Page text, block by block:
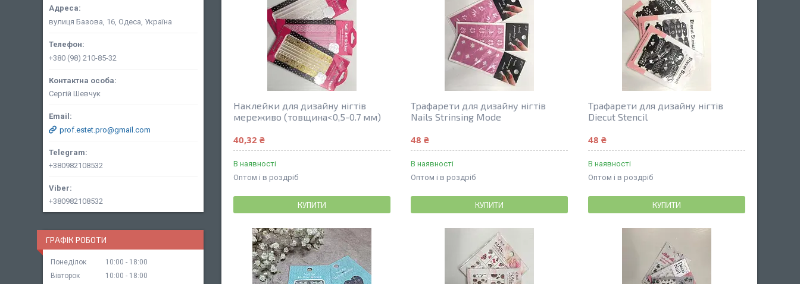
Наклейки для дизайну нігтів
мереживо (товщина<0,5-0.7 мм)
40,32 ₴
В наявності
Оптом і в роздріб
КУПИТИ
Трафарети для дизайну нігтів
Nails Strinsing Mode
48 ₴
В наявності
Оптом і в роздріб
КУПИТИ
Трафарети для дизайну нігтів
Diecut Stencil
48 ₴
В наявності
Оптом і в роздріб
КУПИТИ
вулиця Базова, 16, Одеса, Україна
+380 (98) 210-85-32
Сергій Шевчук
prof.estet.pro@gmail.com
+380982108532
+380982108532
ГРАФІК РОБОТИ
Понеділок 10:00
18:00
Вівторок
10:00
18:00